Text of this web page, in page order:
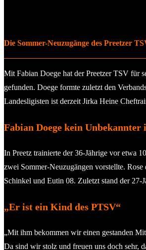
Die Sommer-Neuzugänge des Preetzer
Mit Fabian Doege hat der Preetzer TSV für
gefunden. Doege formte zuletzt den
Landesligisten ist derzeit Jirka Heine
Fabian Doege kein Unbekannter
In Preetz trainierte der 36-Jährige vor etwa
zwei Sommer-Neuzugängen vorstellte.
Schinkel und Eutin 08. Zuletzt stand der
„Er ist ein Kind des PTSV“
„Mit ihm bekommen wir einen gestanden
Da sind wir stolz und freuen uns doch sehr,